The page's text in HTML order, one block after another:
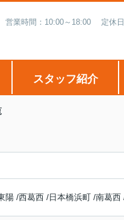
営業時間：10:00～18:00 定休
スタッフ紹介
陽 /西葛西 /日本橋浜町 /南葛西